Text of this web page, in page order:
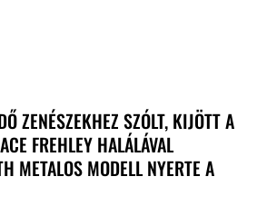
ZENÉSZEKHEZ SZÓLT, KIJÖTT A
FREHLEY HALÁLÁVAL
METALOS MODELL NYERTE A